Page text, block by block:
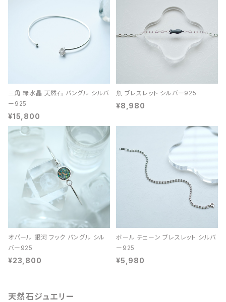
三角 緑水晶 天然石 バングル シルバ
ー925
¥15,800
魚 ブレスレット シルバー925
¥8,980
オパール 銀河 フック バングル シル
バー925
¥23,800
ボール チェーン ブレスレット シルバ
ー925
¥5,980
天然石ジュエリー